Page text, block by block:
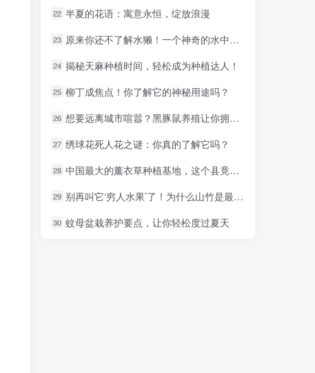
22 半夏的花语：寓意永恒，绽放浪漫
23 原来你还不了解水獭！一个神奇的水中掠食者揭秘
24 揭秘天麻种植时间，轻松成为种植达人！
25 柳丁成焦点！你了解它的神秘用途吗？
26 想要远离城市喧嚣？黑豚鼠养殖让你拥有自己的小农场
27 绣球花死人花之谜：你真的了解它吗？
28 中国最大的薰衣草种植基地，这个县竟藏着绝美秘境！
29 别再叫它‘穷人水果’了！为什么山竹是最贵水果之王！
30 蚊母盆栽养护要点，让你轻松度过夏天
22 半夏的花语：寓意永恒，绽放浪漫
23 原来你还不了解水獭！一个神奇的水中掠食者揭秘
24 揭秘天麻种植时间，轻松成为种植达人！
25 柳丁成焦点！你了解它的神秘用途吗？
26 想要远离城市喧嚣？黑豚鼠养殖让你拥有自己的小农场
27 绣球花死人花之谜：你真的了解它吗？
28 中国最大的薰衣草种植基地，这个县竟藏着绝美秘境！
29 别再叫它‘穷人水果’了！为什么山竹是最贵水果之王！
30 蚊母盆栽养护要点，让你轻松度过夏天